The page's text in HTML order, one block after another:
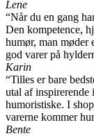
Lene
“Når du en gang
Den kompetence,
humør, man møder
god varer på
Karin
“Tilles er bare
utal af inspirerende
humoristiske. I
varerne kommer
Bente